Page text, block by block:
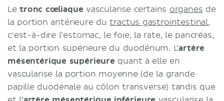
Anévrismes de l’artère splénique
Manœuvre de Pringle
Syndrome de compression du
tronc cœliaque
Sources
Letronc cœliaque vascularise certains organes de
la portion antérieure dutractus gastrointestinal,
c'est-à-dire l’estomac, le foie, la rate, le pancréas,
et la portion supérieure du duodénum. L’artère
mésentérique supérieure quant à elle en
vascularise la portion moyenne (de la grande
papille duodénale au côlon transverse) tandis que